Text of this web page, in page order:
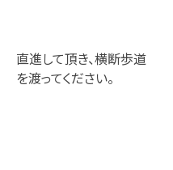
直進して頂き、横断歩道
を渡ってください。